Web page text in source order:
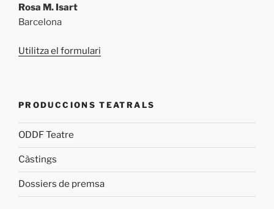
Rosa M. Isart
Barcelona
Utilitza el formulari
PRODUCCIONS TEATRALS
ODDF Teatre
Càstings
Dossiers de premsa